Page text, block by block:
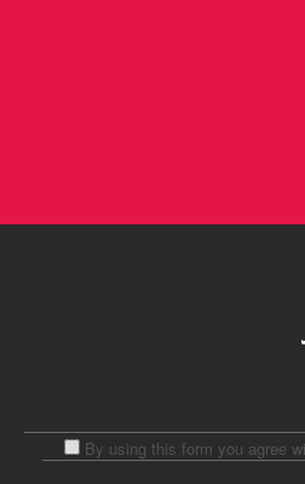
By using this form you agree